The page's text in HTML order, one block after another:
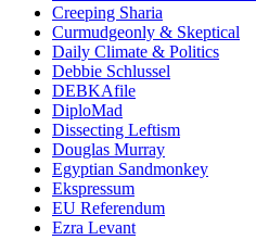
Creeping Sharia
Curmudgeonly & Skeptical
Daily Climate & Politics
Debbie Schlussel
DEBKAfile
DiploMad
Dissecting Leftism
Douglas Murray
Egyptian Sandmonkey
Ekspressum
EU Referendum
Ezra Levant